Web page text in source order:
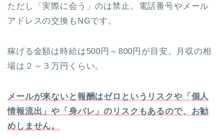
ただし「実際に会う」のは禁止。電話番号やメール
アドレスの交換もNGです。
稼げる金額は時給は500円～800円が目安。月収の相
場は２～３万円くらい。
メールが来ないと報酬はゼロというリスクや「個人
情報流出」や「身バレ」のリスクもあるので、お勧
めしません。